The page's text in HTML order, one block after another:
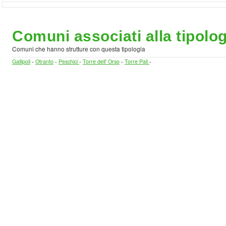
Comuni associati alla
Comuni che hanno strutture con questa tipologia
Gallipoli - Otranto - Peschici - Torre dell' Orso - Torre Pali -